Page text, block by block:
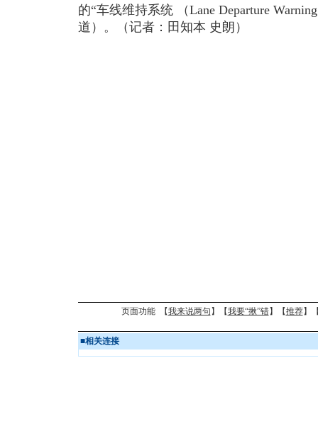
的“车线维持系统 （Lane Departure
道）。（记者：田知本 史朗）
页面功能 【我来说两句 】【我要“揪”错】【推荐】
■相关连接